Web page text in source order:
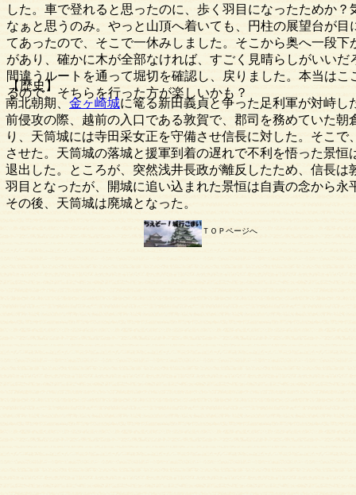
【歴史】
ＴＯＰページへ
した。車で登れると思ったのに、歩く羽目になったためか
なぁと思うのみ。やっと山頂へ着いても、円柱の展望台が
てあったので、そこで一休みしました。そこから奥へ一段
があり、確かに木が全部なければ、すごく見晴らしがいい
間違うルートを通って堀切を確認し、戻りました。本当は
るので、そちらを行った方が楽しいかも？
南北朝期、金ヶ崎城に篭る新田義貞と争った足利軍が対峙し
前侵攻の際、越前の入口である敦賀で、郡司を務めていた
り、天筒城には寺田采女正を守備させ信長に対した。そこ
させた。天筒城の落城と援軍到着の遅れで不利を悟った景
退出した。ところが、突然浅井長政が離反したため、信長
羽目となったが、開城に追い込まれた景恒は自責の念から
その後、天筒城は廃城となった。